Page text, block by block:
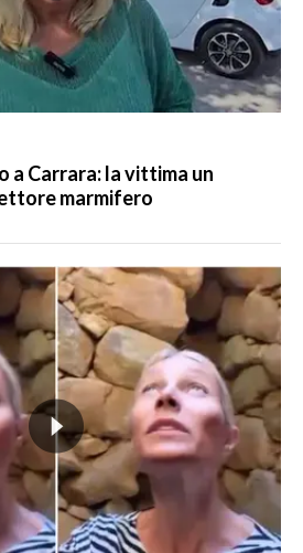
a Carrara: la vittima un
marmifero